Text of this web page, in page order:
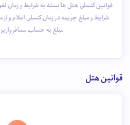
قوانین کنسلی هتل ها بسته به شرایط و زمان
شرایط و مبلغ جریمه در زمان کنسلی اعلام و
مبلغ به حساب مسافر
قوانین هتل